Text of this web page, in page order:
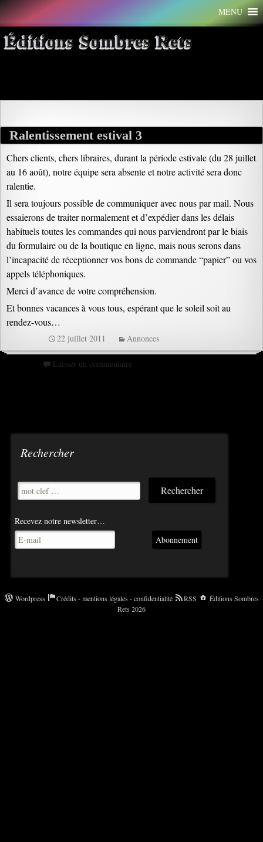
Aller
au
contenu
MENU
Éditions Sombres Rets
Archives par mot-clé : estival
Ralentissement estival 3
Chers clients, chers libraires, durant la période estivale (du 28 juillet
au 16 août), notre équipe sera absente et notre activité sera donc
ralentie.
Il sera toujours possible de communiquer avec nous par mail. Nous
essaierons de traiter normalement et d’expédier dans les délais
habituels toutes les commandes qui nous parviendront par le biais
du formulaire ou de la boutique en ligne, mais nous serons dans
l’incapacité de réceptionner vos bons de commande “papier” ou vos
appels téléphoniques.
Merci d’avance de votre compréhension.
Et bonnes vacances à vous tous, espérant que le soleil soit au
rendez-vous…
22 juillet 2011 Annonces
Laisser un commentaire
Rechercher
Recevez notre newsletter…
Abonnement
Wordpress Crédits - mentions légales - confidentialité RSS
Éditions Sombres
Rets 2026